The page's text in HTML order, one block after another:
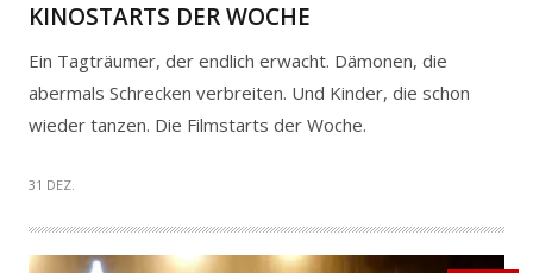
KINOSTARTS DER WOCHE
Ein Tagträumer, der endlich erwacht. Dämonen, die
abermals Schrecken verbreiten. Und Kinder, die schon
wieder tanzen. Die Filmstarts der Woche.
31 DEZ.